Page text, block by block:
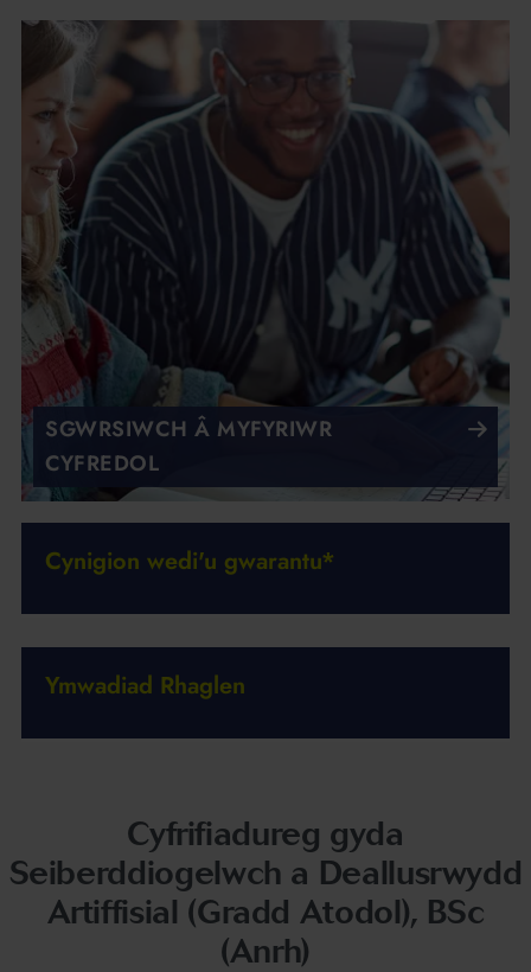
SGWRSIWCH Â MYFYRIWR
CYFREDOL
Cynigion wedi'u gwarantu*
Ymwadiad Rhaglen
Cyfrifiadureg gyda
Seiberddiogelwch a Deallusrwydd
Artiffisial (Gradd Atodol), BSc
(Anrh)